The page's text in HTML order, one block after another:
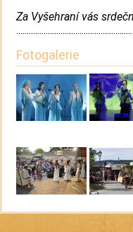
Za Vyšehraní vás
Fotogalerie